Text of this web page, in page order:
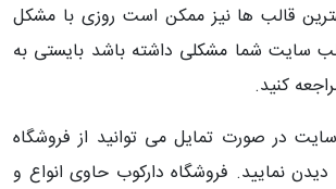
قالب ها نیز ممکن است روزی با مشکل
سایت شما مشکلی داشته باشد بایستی به
کنید.
در صورت تمایل می توانید از فروشگاه
نمایید. فروشگاه دارکوب حاوی انواع و